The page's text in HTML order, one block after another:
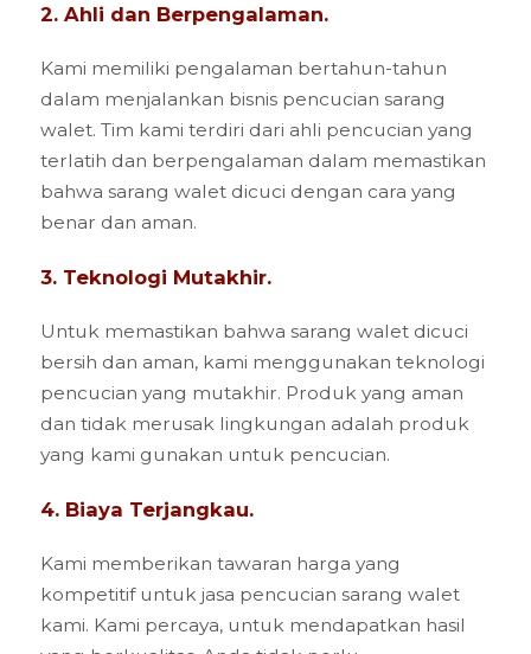
2. Ahli dan Berpengalaman.
Kami memiliki pengalaman bertahun-tahun
dalam menjalankan bisnis pencucian sarang
walet. Tim kami terdiri dari ahli pencucian yang
terlatih dan berpengalaman dalam memastikan
bahwa sarang walet dicuci dengan cara yang
benar dan aman.
3. Teknologi Mutakhir.
Untuk memastikan bahwa sarang walet dicuci
bersih dan aman, kami menggunakan teknologi
pencucian yang mutakhir. Produk yang aman
dan tidak merusak lingkungan adalah produk
yang kami gunakan untuk pencucian.
4. Biaya Terjangkau.
Kami memberikan tawaran harga yang
kompetitif untuk jasa pencucian sarang walet
kami. Kami percaya, untuk mendapatkan hasil